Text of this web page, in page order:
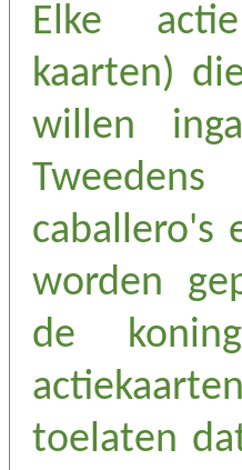
Elke
kaarten)
willen
caballero's
worden
de
toelaten